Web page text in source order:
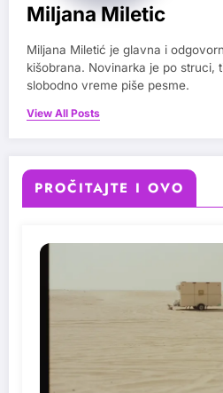
Miljana Miletic
Miljana Miletić je glavna i
kišobrana. Novinarka je po struci,
slobodno vreme piše pesme.
View All Posts
PROČITAJTE I OVO